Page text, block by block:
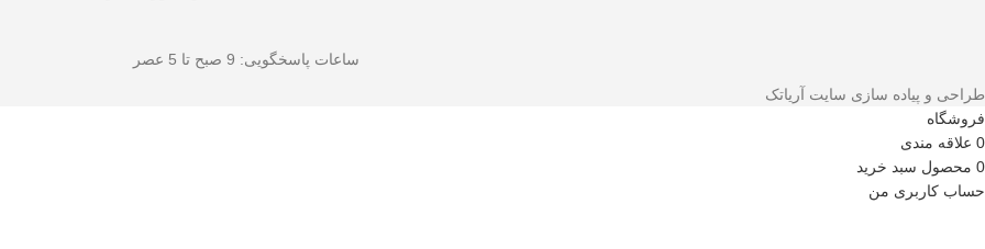
ساعات پاسخگویی: 9 صبح تا 5 عصر
طراحی و پیاده سازی سایت آریاتک
فروشگاه
0 علاقه مندی
0 محصول سبد خرید
حساب کاربری من